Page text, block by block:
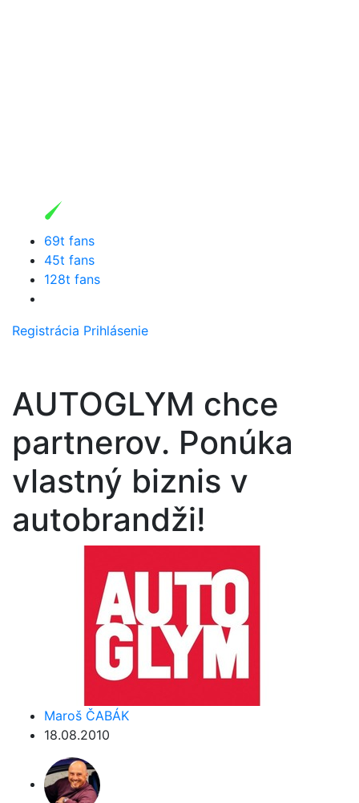
69t fans
45t fans
128t fans
Registrácia Prihlásenie
AUTOGLYM chce
partnerov. Ponúka
vlastný biznis v
autobrandži!
Maroš ČABÁK
18.08.2010